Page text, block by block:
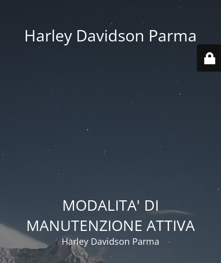
Harley Davidson Parma
MODALITA' DI
MANUTENZIONE ATTIVA
Harley Davidson Parma